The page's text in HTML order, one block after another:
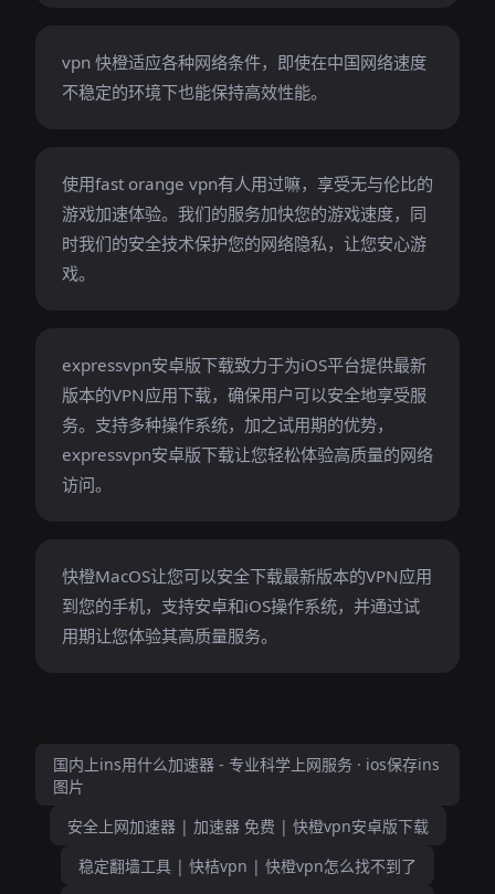
vpn 快橙适应各种网络条件，即使在中国网络速度
不稳定的环境下也能保持高效性能。
使用fast orange vpn有人用过嘛，享受无与伦比的
游戏加速体验。我们的服务加快您的游戏速度，同
时我们的安全技术保护您的网络隐私，让您安心游
戏。
expressvpn安卓版下载致力于为iOS平台提供最新
版本的VPN应用下载，确保用户可以安全地享受服
务。支持多种操作系统，加之试用期的优势，
expressvpn安卓版下载让您轻松体验高质量的网络
访问。
快橙MacOS让您可以安全下载最新版本的VPN应用
到您的手机，支持安卓和iOS操作系统，并通过试
用期让您体验其高质量服务。
国内上ins用什么加速器 - 专业科学上网服务 · ios保存ins
图片
安全上网加速器 | 加速器 免费 | 快橙vpn安卓版下载
稳定翻墙工具 | 快桔vpn | 快橙vpn怎么找不到了